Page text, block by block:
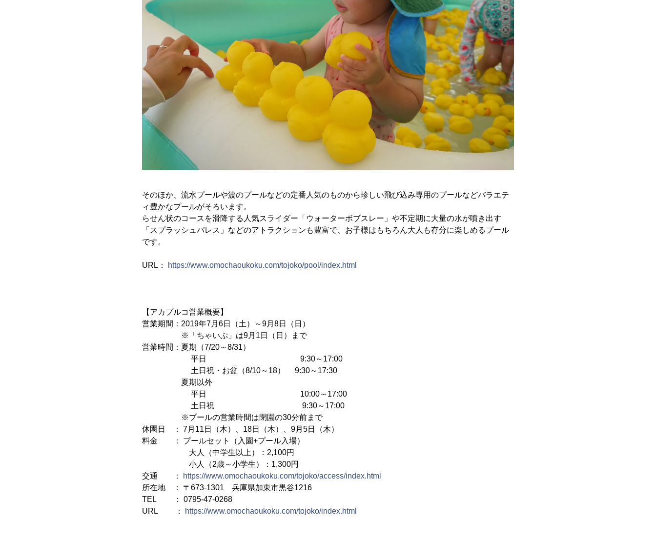
そのほか、流水プールや波のプールなどの定番人気のものから珍しい飛び込み専用のプールなどバラエテ
ィ豊かなプールがそろいます。
らせん状のコースを滑降する人気スライダー「ウォーターボブスレー」や不定期に大量の水が噴き出す
「スプラッシュパレス」などのアトラクションも豊富で、お子様はもちろん大人も存分に楽しめるプール
です。
URL： https://www.omochaoukoku.com/tojoko/pool/index.html
【アカプルコ営業概要】
営業期間：2019年7月6日（土）～9月8日（日）
※「ちゃいぷ」は9月1日（日）まで
営業時間：夏期（7/20～8/31）
平日 9:30～17:00
土日祝・お盆（8/10～18） 9:30～17:30
夏期以外
平日 10:00～17:00
土日祝 9:30～17:00
※プールの営業時間は閉園の30分前まで
休園日 ： 7月11日（木）、18日（木）、9月5日（木）
料金 ： プールセット（入園+プール入場）
大人（中学生以上）：2,100円
小人（2歳～小学生）：1,300円
交通 ：
https://www.omochaoukoku.com/tojoko/access/index.html
所在地 ： 〒673-1301 兵庫県加東市黒谷1216
TEL ： 0795-47-0268
URL ：
https://www.omochaoukoku.com/tojoko/index.html